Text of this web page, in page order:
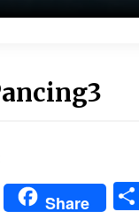
WhatsApp
Share